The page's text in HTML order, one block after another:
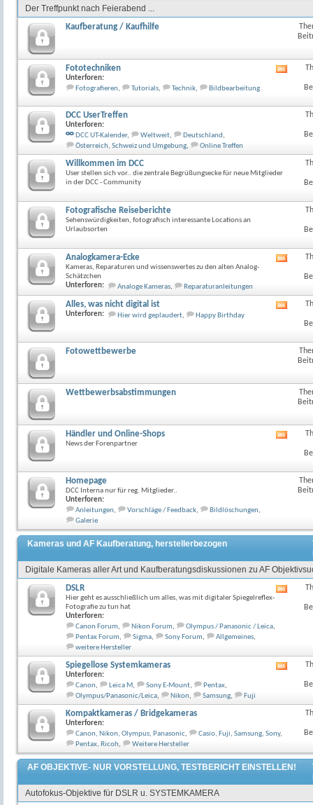
Der Treffpunkt nach Feierabend ...
Kaufberatung / Kaufhilfe
Fototechniken
Unterforen:
Fotografieren, Tutorials, Technik, Bildbearbeitung
dieses
DCC UserTreffen
Unterforen:
DCC UT-Kalender, Weltweit, Deutschland ,
Österreich, Schweiz und Umgebung, Online Treffen
Willkommen im DCC
User stellen sich vor.. die zentrale Begrüßungsecke für neue Mitglieder
in der DCC - Community
Fotografische Reiseberichte
Sehenswürdigkeiten, fotografisch interessante Locations an
Urlaubsorten
Analogkamera-Ecke
Kameras, Reparaturen und wissenswertes zu den alten Analog-
Schätzchen
Unterforen:
Analoge Kameras, Reparaturanleitungen
dieses
Alles, was nicht digital ist
Unterforen: Hier wird geplaudert, Happy Birthday
dieses
Fotowettbewerbe
Wettbewerbsabstimmungen
Händler und Online-Shops
News der Forenpartner
dieses
Homepage
DCC Interna nur für reg. Mitglieder..
Unterforen:
Anleitungen, Vorschläge / Feedback, Bildlöschungen,
Galerie
Kameras und AF Kaufberatung, herstellerbezogen
Digitale Kameras aller Art und Kaufberatungsdiskussionen zu AF
DSLR
Hier geht es ausschließlich um alles, was mit digitaler Spiegelreflex-
Fotografie zu tun hat
Unterforen:
Canon Forum, Nikon Forum, Olympus / Panasonic / Leica,
Pentax Forum, Sigma, Sony Forum, Allgemeines,
weitere Hersteller
dieses
Spiegellose Systemkameras
Unterforen:
Canon, Leica M, Sony E-Mount, Pentax,
Olympus/Panasonic/Leica, Nikon, Samsung, Fuji
dieses
Kompaktkameras / Bridgekameras
Unterforen:
Canon, Nikon, Olympus, Panasonic, Casio, Fuji, Samsung, Sony,
Pentax, Ricoh, Weitere Hersteller
AF OBJEKTIVE- NUR VORSTELLUNG, TESTBERICHT EINSTELLEN!
Autofokus-Objektive für DSLR u. SYSTEMKAMERA